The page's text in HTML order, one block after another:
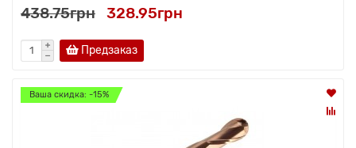
438.75грн 328.95грн
Предзаказ
Ваша скидка: -15%